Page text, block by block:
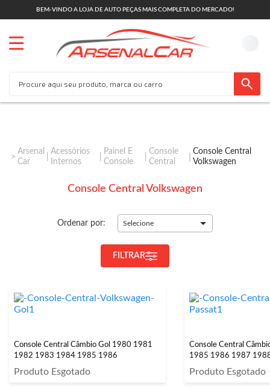
BEM-VINDO A LOJA DE AUTO PEÇAS MAIS COMPLETA DO MERCADO!
Arsenal
Car
Acessórios
Internos
Painel E
Console
Console
Central
Console Central
Volkswagen
Console Central Volkswagen
Ordenar por: Selecione
FILTRAR
Console Central Câmbio Gol 1980 1981
1982 1983 1984 1985 1986
Produto Esgotado
Console Central
1985 1986 1987
Produto Esgotado